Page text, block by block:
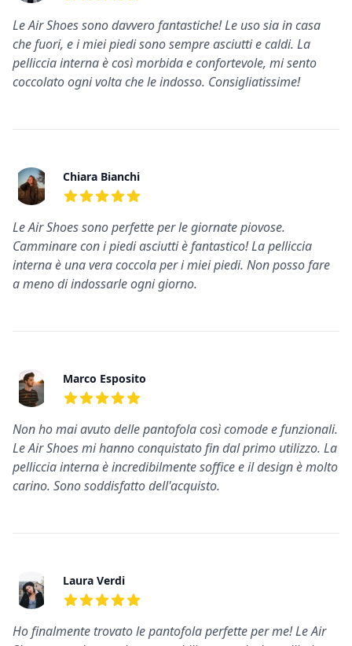
Le Air Shoes sono davvero fantastiche! Le uso sia in casa
che fuori, e i miei piedi sono sempre asciutti e caldi. La
pelliccia interna è così morbida e confortevole, mi sento
coccolato ogni volta che le indosso. Consigliatissime!
Chiara Bianchi
Le Air Shoes sono perfette per le giornate piovose.
Camminare con i piedi asciutti è fantastico! La pelliccia
interna è una vera coccola per i miei piedi. Non posso fare
a meno di indossarle ogni giorno.
Marco Esposito
Non ho mai avuto delle pantofola così comode e funzionali.
Le Air Shoes mi hanno conquistato fin dal primo utilizzo. La
pelliccia interna è incredibilmente soffice e il design è molto
carino. Sono soddisfatto dell'acquisto.
Laura Verdi
Ho finalmente trovato le pantofola perfette per me! Le Air